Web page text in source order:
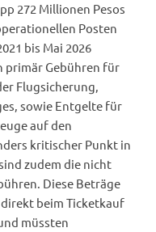
272 Millionen Pesos
Posten
bis Mai 2026
primär Gebühren für
Flugsicherung,
sowie Entgelte für
auf den
kritischer Punkt in
zudem die nicht
Diese Beträge
beim Ticketkauf
müssten